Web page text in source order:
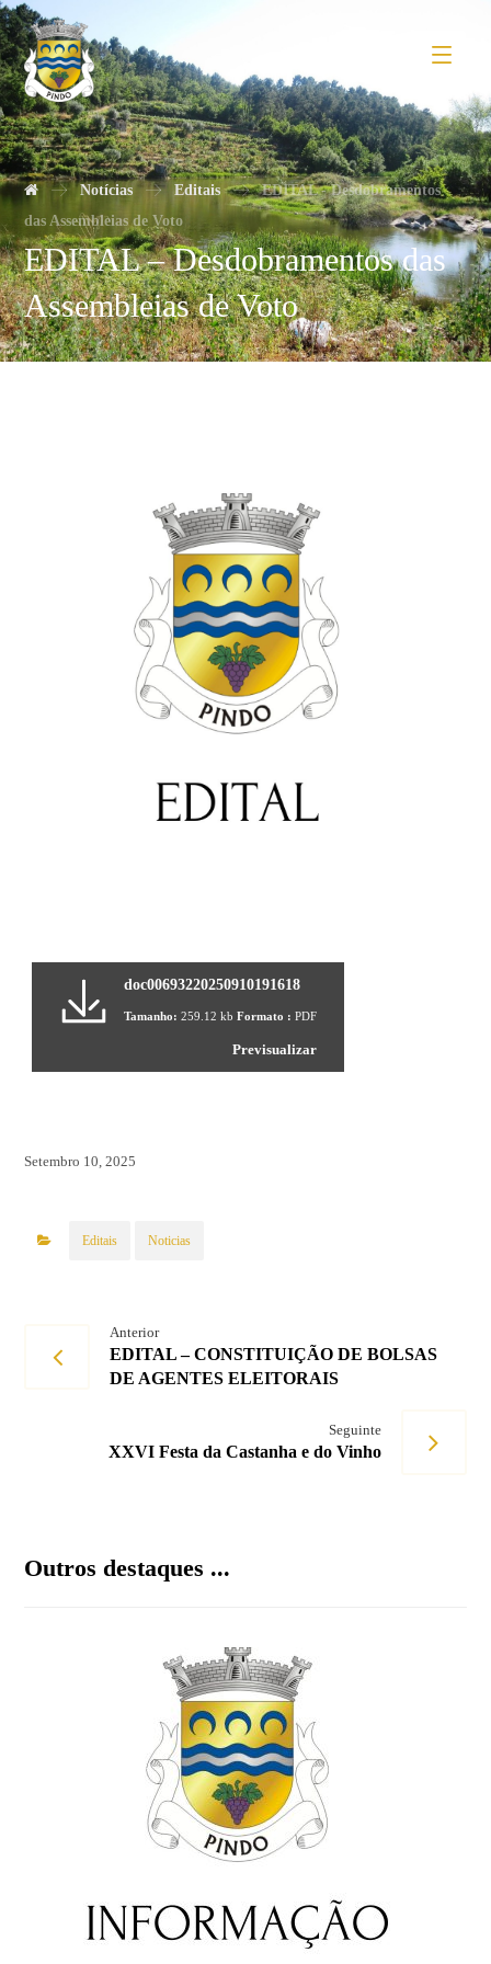
Notícias Editais
EDITAL - Desdobramentos
das Assembleias de Voto
EDITAL – Desdobramentos das
Assembleias de Voto
doc00693220250910191618
Tamanho:259.12 kbFormato :PDF
Previsualizar
Setembro 10, 2025
Editais Noticias
Anterior
EDITAL – CONSTITUIÇÃO DE BOLSAS
DE AGENTES ELEITORAIS
Seguinte
XXVI Festa da Castanha e do Vinho
Outros destaques ...